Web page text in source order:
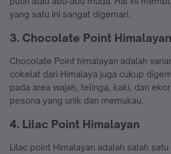
yang satu ini sangat digemari.
3. Chocolate Point Himalayan
Chocolate Point himalayan adalah
cokelat dari Himalaya juga cukup
pada area wajah, telinga, kaki, dan
pesona yang unik dan memukau.
4. Lilac Point Himalayan
Lilac point Himalayan adalah salah